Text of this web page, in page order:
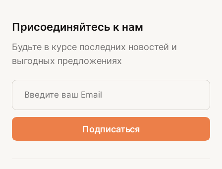
Присоединяйтесь к нам
Будьте в курсе последних новостей и
выгодных предложениях